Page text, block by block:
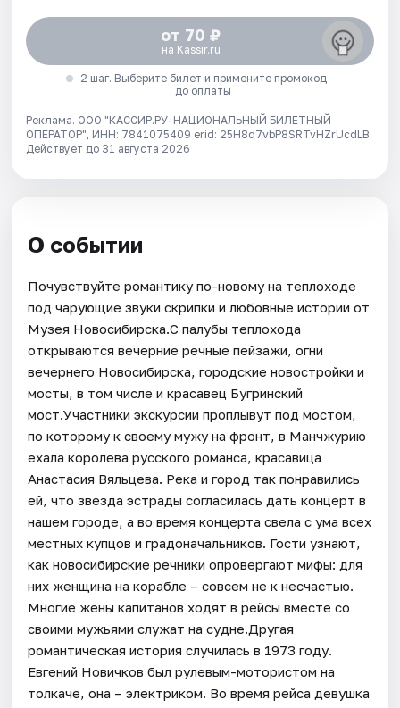
от 70 ₽
на Kassir.ru
2 шаг. Выберите билет и примените промокод
до оплаты
Реклама. ООО "КАССИР.РУ-НАЦИОНАЛЬНЫЙ БИЛЕТНЫЙ
ОПЕРАТОР", ИНН: 7841075409 erid: 25H8d7vbP8SRTvHZrUcdLB.
Действует до 31 августа 2026
О событии
Почувствуйте романтику по-новому на теплоходе
под чарующие звуки скрипки и любовные истории от
Музея Новосибирска.С палубы теплохода
открываются вечерние речные пейзажи, огни
вечернего Новосибирска, городские новостройки и
мосты, в том числе и красавец Бугринский
мост.Участники экскурсии проплывут под мостом,
по которому к своему мужу на фронт, в Манчжурию
ехала королева русского романса, красавица
Анастасия Вяльцева. Река и город так понравились
ей, что звезда эстрады согласилась дать концерт в
нашем городе, а во время концерта свела с ума всех
местных купцов и градоначальников. Гости узнают,
как новосибирские речники опровергают мифы: для
них женщина на корабле – совсем не к несчастью.
Многие жены капитанов ходят в рейсы вместе со
своими мужьями служат на судне.Другая
романтическая история случилась в 1973 году.
Евгений Новичков был рулевым-мотористом на
толкаче, она – электриком. Во время рейса девушка